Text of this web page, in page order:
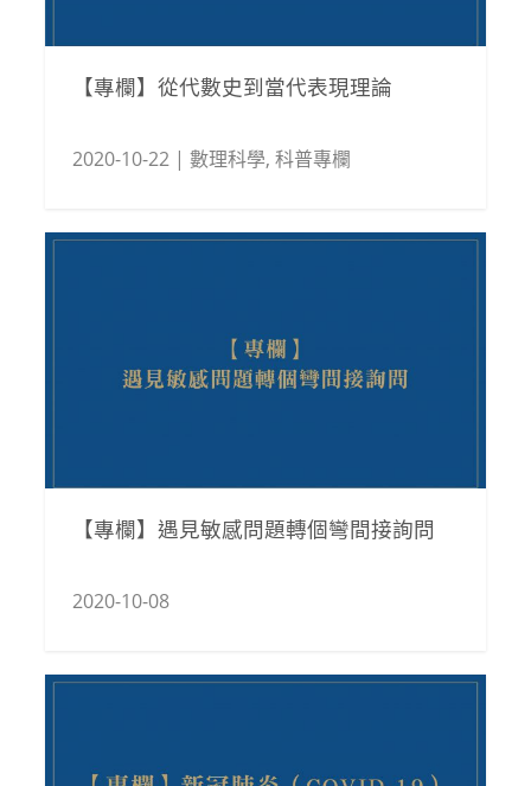
【專欄】從代數史到當代表現理論
2020-10-22| 數理科學, 科普專欄
【專欄】遇見敏感問題轉個彎間接詢問
2020-10-08